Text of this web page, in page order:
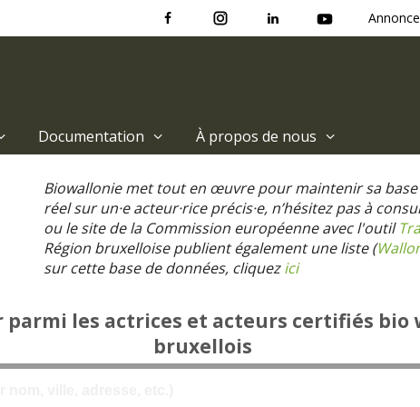
Documentation À propos de nous
Biowallonie met tout en œuvre pour maintenir sa
réel sur un·e acteur·rice précis·e, n’hésitez pas à
ou le site de la Commission européenne avec l'outil
Région bruxelloise publient également une liste (
sur cette base de données, cliquezici
parmi les actrices et acteurs certifiés bio
bruxellois